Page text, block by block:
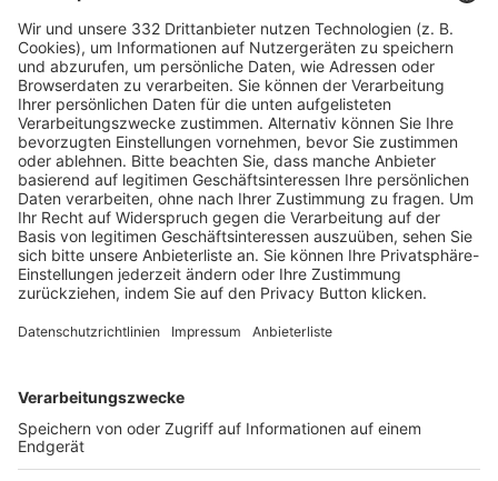
HÄUFIG BESUCHTE SEITEN
Pässe und Vereinswechsel
Trainerausbildung
Schulungsangebot Vereinsmitarbeiter
BFV-Geschäftsstellen
Trainerbörse
Login SpielPlus
FOLGE DEM BFV
TOP-VEREINE